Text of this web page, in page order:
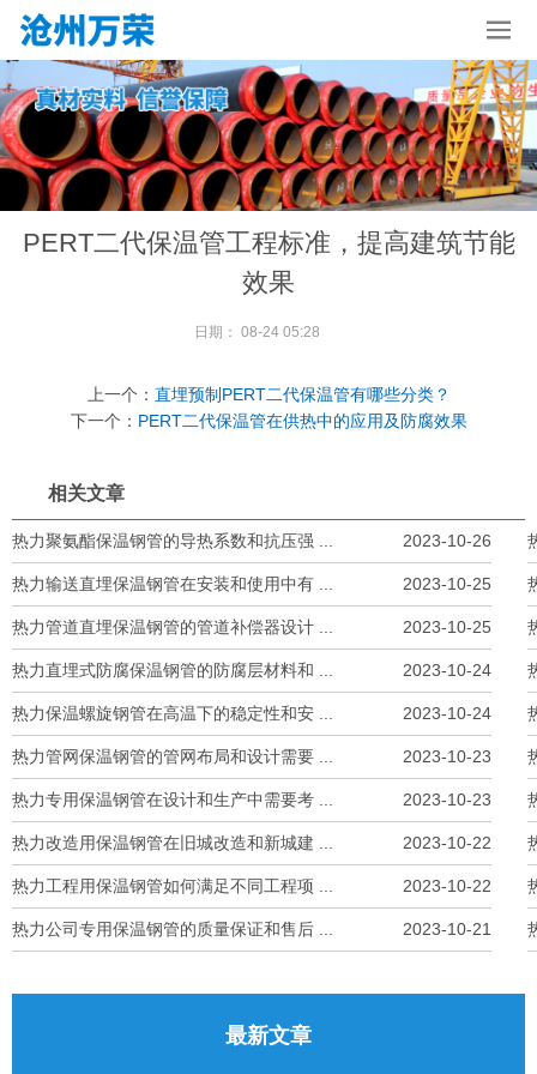
PERT二代保温管工程标准，提高建筑节能
效果
日期： 08-24 05:28
上一个： 直埋预制PERT二代保温管有哪些分类？
下一个： PERT二代保温管在供热中的应用及防腐效果
相关文章
热力聚氨酯保温钢管的导热系数和抗压强 ... 2023-10-26
热力输送直埋保温钢管在安装和使用中有 ... 2023-10-25
热力管道直埋保温钢管的管道补偿器设计 ... 2023-10-25
热力直埋式防腐保温钢管的防腐层材料和 ... 2023-10-24
热力保温螺旋钢管在高温下的稳定性和安 ... 2023-10-24
热力管网保温钢管的管网布局和设计需要 ... 2023-10-23
热力专用保温钢管在设计和生产中需要考 ... 2023-10-23
热力改造用保温钢管在旧城改造和新城建 ... 2023-10-22
热力工程用保温钢管如何满足不同工程项 ... 2023-10-22
热力公司专用保温钢管的质量保证和售后 ... 2023-10-21
最新文章